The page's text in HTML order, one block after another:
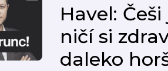
Havel:
ničí si
daleko